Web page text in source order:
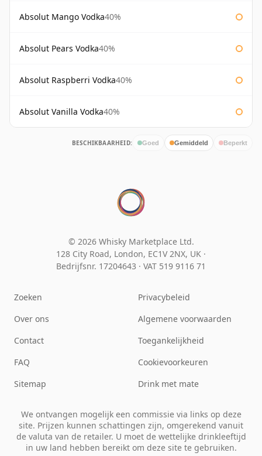
Absolut Mango Vodka40%
Absolut Pears Vodka40%
Absolut Raspberri Vodka40%
Absolut Vanilla Vodka40%
BESCHIKBAARHEID: Goed Gemiddeld Beperkt
© 2026 Whisky Marketplace Ltd.
128 City Road, London, EC1V 2NX, UK ·
Bedrijfsnr. 17204643 · VAT 519 9116 71
Zoeken
Over ons
Contact
FAQ
Sitemap
Privacybeleid
Algemene voorwaarden
Toegankelijkheid
Cookievoorkeuren
Drink met mate
We ontvangen mogelijk een commissie via links op deze
site. Prijzen kunnen schattingen zijn, omgerekend vanuit
de valuta van de retailer. U moet de wettelijke drinkleeftijd
in uw land hebben bereikt om deze site te gebruiken.